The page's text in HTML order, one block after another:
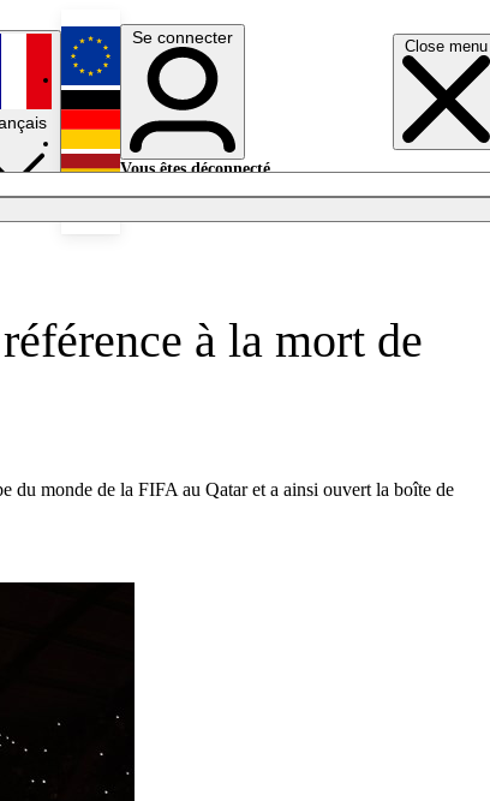
Close menu
English
Deutsch
Se connecter
Vous êtes déconnecté.
à la mort de
du monde de la FIFA au Qatar et a ainsi ouvert la boîte de